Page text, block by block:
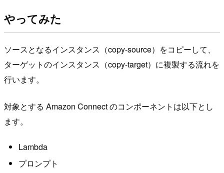
やってみた
ソースとなるインスタンス（copy-source）をコピーして、
ターゲットのインスタンス（copy-target）に複製する流れを
行います。
対象とする Amazon Connect のコンポーネントは以下とし
ます。
Lambda
プロンプト